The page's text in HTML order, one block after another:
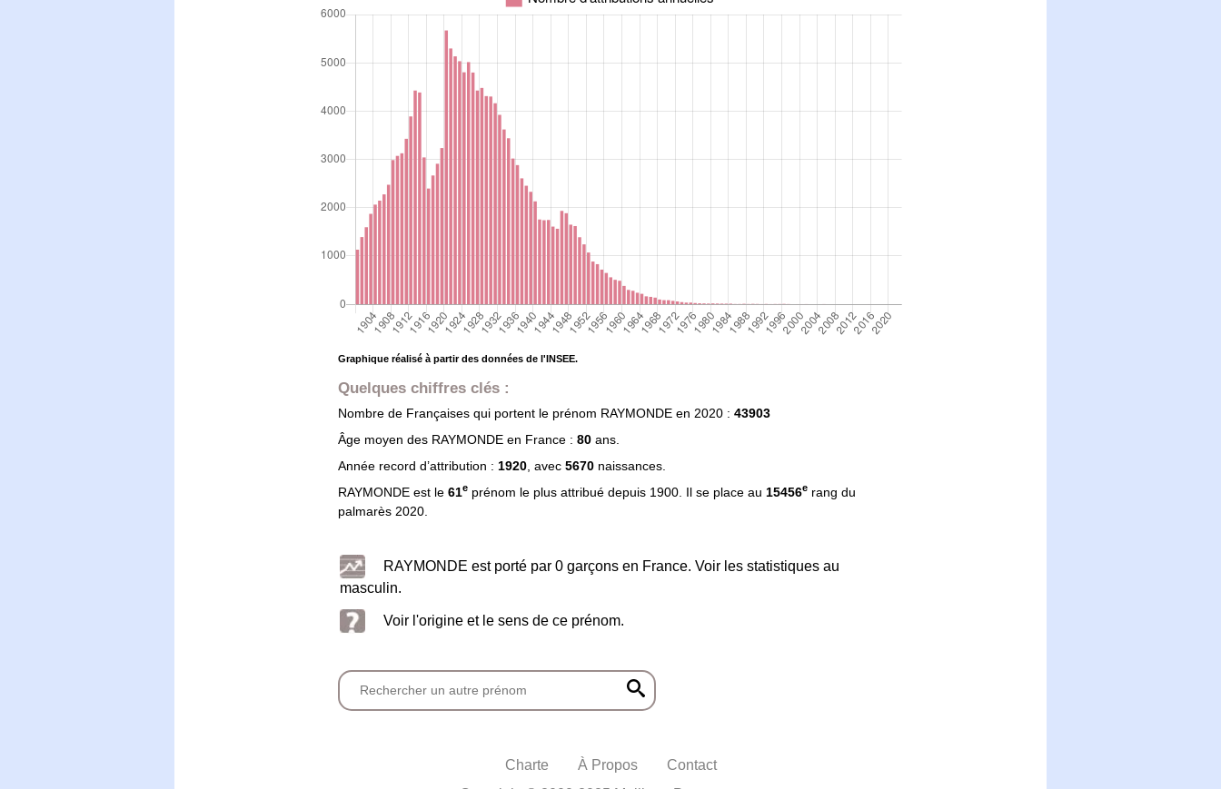
Graphique réalisé à partir des données de l'INSEE.
Quelques chiffres clés :
Nombre de Françaises qui portent le prénom RAYMONDE en 2020 : 43903
Âge moyen des RAYMONDE en France : 80 ans.
Année record d’attribution : 1920 , avec 5670 naissances.
RAYMONDE est le 61e prénom le plus attribué depuis 1900. Il se place au 15456e rang du
palmarès 2020.
RAYMONDE est porté par 0 garçons en France. Voir les statistiques au
masculin.
Voir l'origine et le sens de ce prénom.
Charte À Propos
Contact